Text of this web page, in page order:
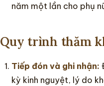
năm một lần cho phụ
Quy trình thăm
Tiếp đón và ghi nhận:
kỳ kinh nguyệt, lý do